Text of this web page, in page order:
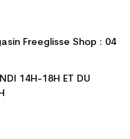
Freeglisse Shop : 04
14H-18H ET DU